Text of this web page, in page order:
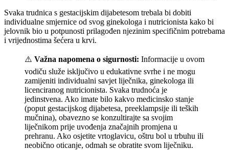
Svaka trudnica s gestacijskim dijabetesom trebala bi dobiti
individualne smjernice od svog ginekologa i nutricionista kako bi
jelovnik bio u potpunosti prilagođen njezinim specifičnim potrebama
i vrijednostima šećera u krvi.
⚠️ Važna napomena o sigurnosti: Informacije u ovom
vodiču služe isključivo u edukativne svrhe i ne mogu
zamijeniti individualni savjet liječnika, ginekologa ili
licenciranog nutricionista. Svaka trudnoća je
jedinstvena. Ako imate bilo kakvo medicinsko stanje
(poput gestacijskog dijabetesa, preeklampsije ili teških
mučnina), obavezno se konzultirajte sa svojim
liječnikom prije uvođenja značajnih promjena u
prehranu. Ako osjetite vrtoglavicu, oštru bol u trbuhu ili
neobično oticanje, odmah se obratite svom liječniku.